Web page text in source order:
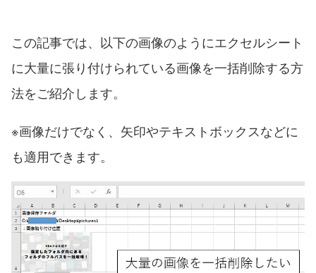
この記事では、以下の画像のようにエクセルシート
に大量に張り付けられている画像を一括削除する方
法をご紹介します。
※画像だけでなく、矢印やテキストボックスなどに
も適用できます。